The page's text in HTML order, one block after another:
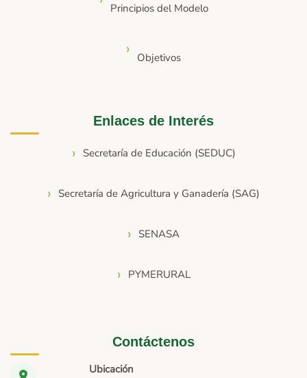
Principios del Modelo
Objetivos
Enlaces de Interés
Secretaría de Educación (SEDUC)
Secretaría de Agricultura y Ganadería (SAG)
SENASA
PYMERURAL
Contáctenos
Ubicación